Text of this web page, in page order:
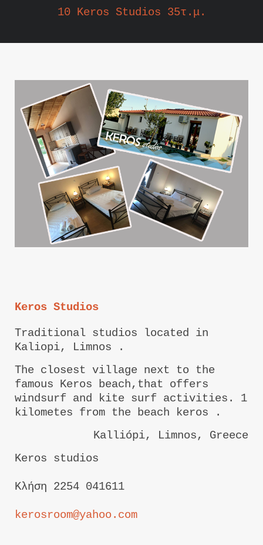
10 Keros Studios 35τ.μ.
Keros Studios
Traditional studios located in
Kaliopi, Limnos .
The closest village next to the
famous Keros beach,that offers
windsurf and kite surf activities. 1
kilometes from the beach keros .
Kalliópi, Limnos, Greece
Keros studios
Κλήση 2254 041611
kerosroom@yahoo.com